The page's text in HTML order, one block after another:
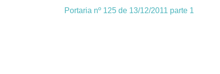
Portaria nº 125 de 13/12/2011 parte 1